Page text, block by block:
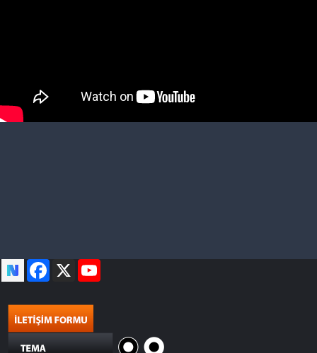
Facebook
X YouTube